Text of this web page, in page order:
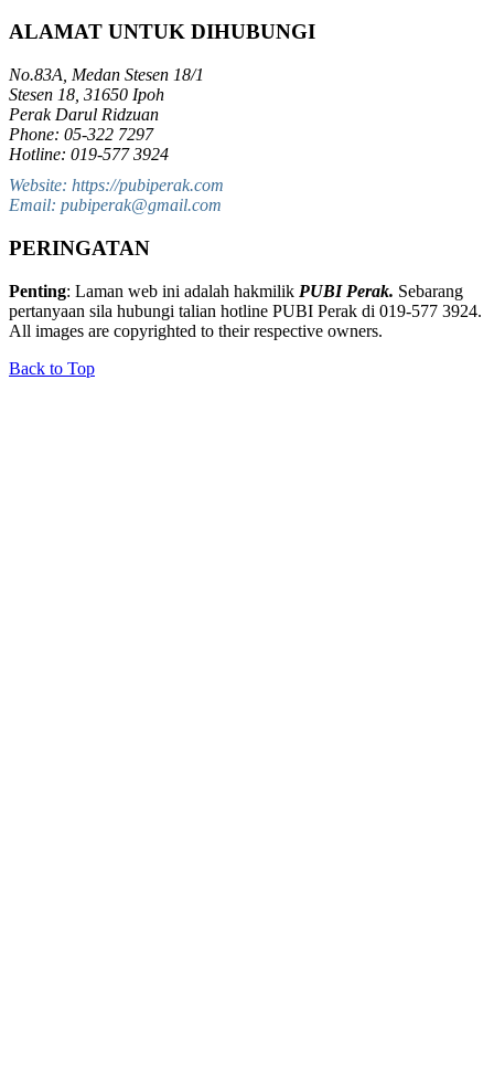
ALAMAT UNTUK DIHUBUNGI
No.83A, Medan Stesen 18/1
Stesen 18, 31650 Ipoh
Perak Darul Ridzuan
Phone: 05-322 7297
Hotline: 019-577 3924
Website: https://pubiperak.com
Email: pubiperak@gmail.com
PERINGATAN
Penting: Laman web ini adalah hakmilik PUBI Perak. Sebarang
pertanyaan sila hubungi talian hotline PUBI Perak di 019-577 3924.
All images are copyrighted to their respective owners.
Back to Top